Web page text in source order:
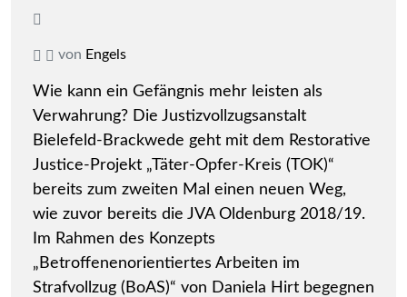
von Engels
Wie kann ein Gefängnis mehr leisten als
Verwahrung? Die Justizvollzugsanstalt
Bielefeld-Brackwede geht mit dem Restorative
Justice-Projekt „Täter-Opfer-Kreis (TOK)“
bereits zum zweiten Mal einen neuen Weg,
wie zuvor bereits die JVA Oldenburg 2018/19.
Im Rahmen des Konzepts
„Betroffenenorientiertes Arbeiten im
Strafvollzug (BoAS)“ von Daniela Hirt begegnen